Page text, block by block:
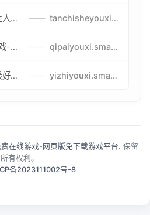
贪吃蛇游戏策略-让人头大的贪吃蛇游戏-贪吃蛇游戏攻略指南 —— tanchisheyouxicelv.smartwatchmanufacturer.cn
比较好玩的棋牌游戏-高难度棋牌游戏-棋牌游戏到底怎么玩 —— qipaiyouxi.smartwatchmanufacturer.cn
益智游戏免费玩-最好的益智游戏-有趣的益智游戏策略 —— yizhiyouxi.smartwatchmanufacturer.cn
在线游戏-网页版免下载游戏平台. 保留
所有权利。
备2023111002号-8